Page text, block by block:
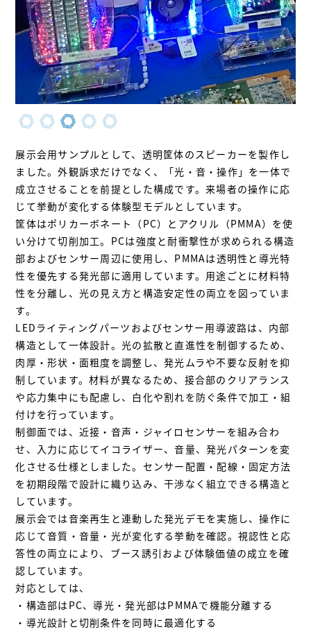
展示会用サンプルとして、透明筐体のスピーカーを製作し
ました。外観訴求だけでなく、「光・音・操作」を一体で
成立させることを前提とした構成です。来場者の操作に応
じて挙動が変化する体験型モデルとしています。
筐体はポリカーボネート（PC）とアクリル（PMMA）を使
い分けて切削加工。PCは強度と耐衝撃性が求められる構造
部およびセンサー周辺に使用し、PMMAは透明性と導光特
性を優先する発光部に適用しています。用途ごとに材料特
性を分離し、光の見え方と構造安定性の両立を図っていま
す。
LEDライティングパーツおよびセンサー用導波路は、内部
構造として一体設計。光の拡散と直進性を制御するため、
肉厚・形状・面粗度を調整し、発光ムラや不要な反射を抑
制しています。材料が異なるため、接合部のクリアランス
や応力集中にも配慮し、白化や割れを防ぐ条件で加工・組
付けを行っています。
制御面では、近接・音声・ジャイロセンサーを組み合わ
せ、入力に応じてイコライザー、音量、発光パターンを変
化させる仕様としました。センサー配置・配線・固定方法
を初期段階で設計に織り込み、干渉なく組立できる構造と
しています。
展示会では音楽再生と連動した発光デモを実施し、操作に
応じて音質・音量・光が変化する挙動を確認。視認性と応
答性の両立により、ブース誘引および体験価値の成立を確
認しています。
対応としては、
・構造部はPC、導光・発光部はPMMAで機能分離する
・導光設計と切削条件を同時に最適化する